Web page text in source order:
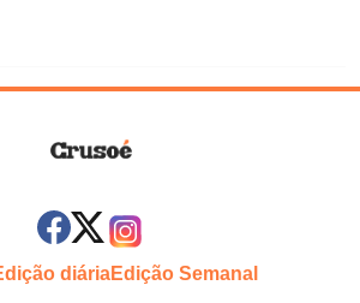
diáriaEdição Semanal